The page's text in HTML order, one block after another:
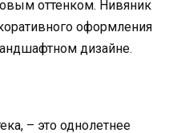
оттенком. Нивяник
оформления
дизайне.
– это однолетнее